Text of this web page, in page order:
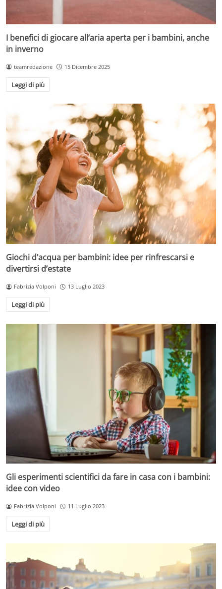
I benefici di giocare all’aria aperta per i bambini, anche
in inverno
teamredazione 15 Dicembre 2025
Leggi di più
Giochi d’acqua per bambini: idee per rinfrescarsi e
divertirsi d’estate
Fabrizia Volponi 13 Luglio 2023
Leggi di più
Gli esperimenti scientifici da fare in casa con i bambini:
idee con video
Fabrizia Volponi 11 Luglio 2023
Leggi di più